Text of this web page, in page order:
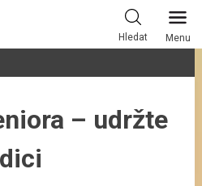
Hledat Menu
– udržte